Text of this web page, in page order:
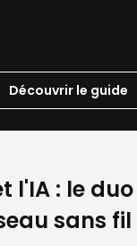
Découvrir le guide
l'IA : le
sans